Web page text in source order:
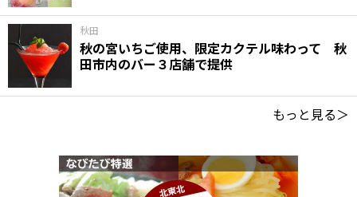
秋田
秋の宮いちご使用、限定カクテル味わって 秋
田市内のバー３店舗で提供
もっと見る＞